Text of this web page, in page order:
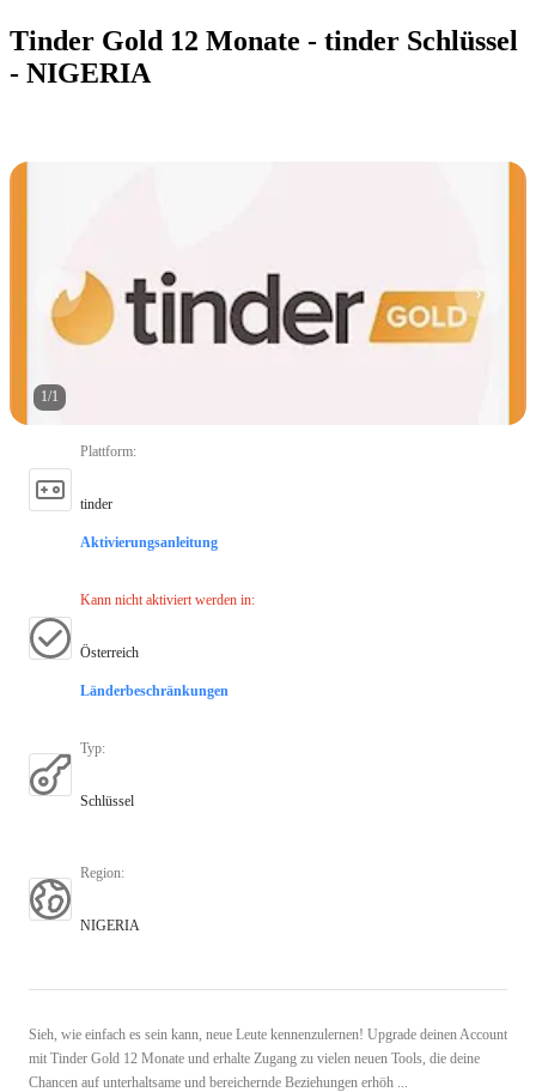
Tinder Gold 12 Monate - tinder Schlüssel
- NIGERIA
1/1
Plattform:
tinder
Aktivierungsanleitung
Kann nicht aktiviert werden in:
Österreich
Länderbeschränkungen
Typ:
Schlüssel
Region:
NIGERIA
Sieh, wie einfach es sein kann, neue Leute kennenzulernen! Upgrade deinen Account
mit Tinder Gold 12 Monate und erhalte Zugang zu vielen neuen Tools, die deine
Chancen auf unterhaltsame und bereichernde Beziehungen erhöh ...